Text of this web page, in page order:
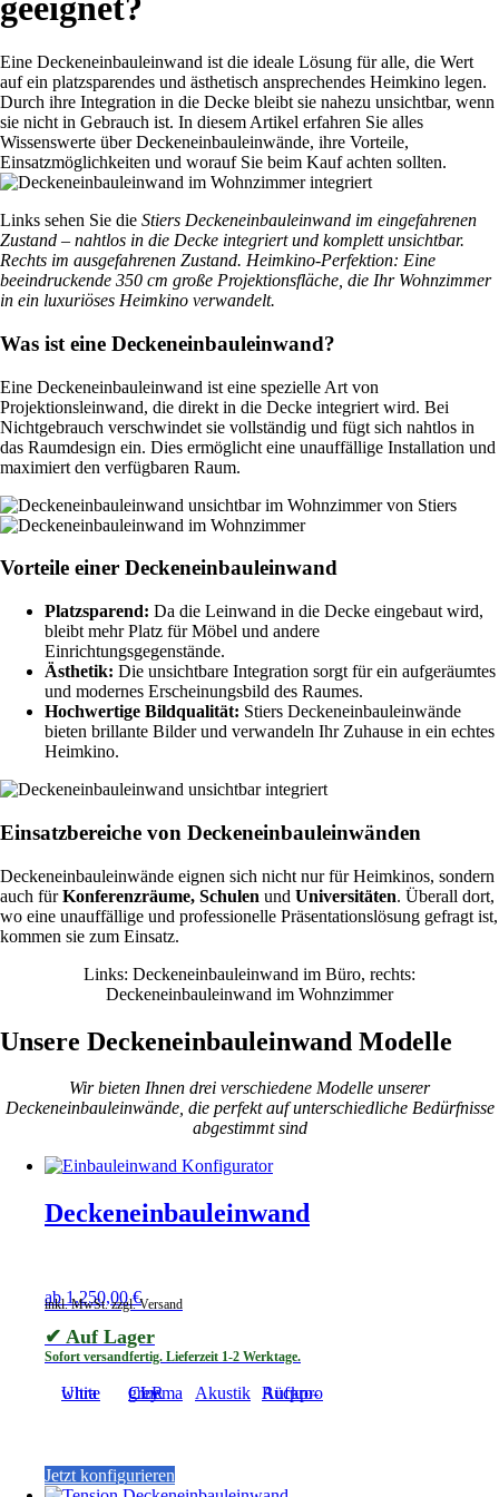
Eine Deckeneinbauleinwand ist die ideale Lösung für alle, die Wert
auf ein platzsparendes und ästhetisch ansprechendes Heimkino legen.
Durch ihre Integration in die Decke bleibt sie nahezu unsichtbar, wenn
sie nicht in Gebrauch ist. In diesem Artikel erfahren Sie alles
Wissenswerte über Deckeneinbauleinwände, ihre Vorteile,
Einsatzmöglichkeiten und worauf Sie beim Kauf achten sollten.
Links sehen Sie die Stiers Deckeneinbauleinwand im eingefahrenen
Zustand – nahtlos in die Decke integriert und komplett unsichtbar.
Rechts im ausgefahrenen Zustand. Heimkino-Perfektion: Eine
beeindruckende 350 cm große Projektionsfläche, die Ihr Wohnzimmer
in ein luxuriöses Heimkino verwandelt.
Was ist eine Deckeneinbauleinwand?
Eine Deckeneinbauleinwand ist eine spezielle Art von
Projektionsleinwand, die direkt in die Decke integriert wird. Bei
Nichtgebrauch verschwindet sie vollständig und fügt sich nahtlos in
das Raumdesign ein. Dies ermöglicht eine unauffällige Installation und
maximiert den verfügbaren Raum.
Vorteile einer Deckeneinbauleinwand
Platzsparend: Da die Leinwand in die Decke eingebaut wird,
bleibt mehr Platz für Möbel und andere
Einrichtungsgegenstände.
Ästhetik: Die unsichtbare Integration sorgt für ein aufgeräumtes
und modernes Erscheinungsbild des Raumes.
Hochwertige Bildqualität: Stiers Deckeneinbauleinwände
bieten brillante Bilder und verwandeln Ihr Zuhause in ein echtes
Heimkino.
Einsatzbereiche von Deckeneinbauleinwänden
Deckeneinbauleinwände eignen sich nicht nur für Heimkinos, sondern
auch fürKonferenzräume, Schulen und Universitäten. Überall dort,
wo eine unauffällige und professionelle Präsentationslösung gefragt ist,
kommen sie zum Einsatz.
Links: Deckeneinbauleinwand im Büro, rechts:
Deckeneinbauleinwand im Wohnzimmer
Unsere Deckeneinbauleinwand Modelle
Wir bieten Ihnen drei verschiedene Modelle unserer
Deckeneinbauleinwände, die perfekt auf unterschiedliche Bedürfnisse
abgestimmt sind
Deckeneinbauleinwand
ab1.250,00€
inkl. MwSt. zzgl. Versand
✔ Auf Lager
Sofort versandfertig. Lieferzeit 1-2 Werktage.
Ultra white Cinema grey CLR Akustik Aufpro-Rückpro
Jetzt konfigurieren